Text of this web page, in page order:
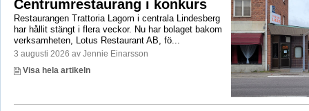
Centrumrestaurang i konkurs
Restaurangen Trattoria Lagom i centrala Lindesberg
har hållit stängt i flera veckor. Nu har bolaget bakom
verksamheten, Lotus Restaurant AB, fö...
3 augusti 2026 av Jennie Einarsson
Visa hela artikeln